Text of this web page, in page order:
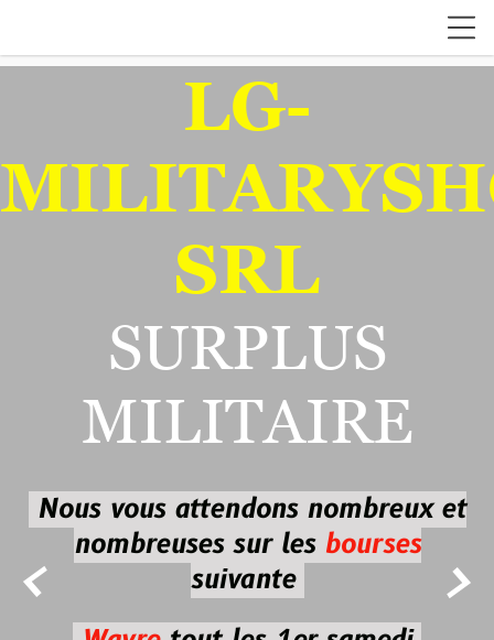
 
LG-
SRL
SURPLUS
MILITAIRE
Nous vous attendons nombreux et
nombreuses sur les bourses
suivante